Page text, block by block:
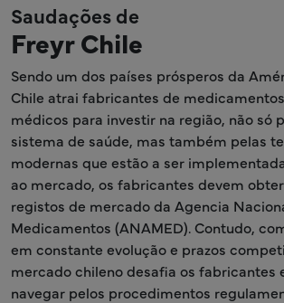
Saudações de
Freyr Chile
Sendo um dos países prósperos da
Chile atrai fabricantes de
médicos para investir na região, não só
sistema de saúde, mas também pelas
modernas que estão a ser
ao mercado, os fabricantes devem
registos de mercado da Agencia
Medicamentos (ANAMED). Contudo,
em constante evolução e prazos
mercado chileno desafia os fabricantes
navegar pelos procedimentos